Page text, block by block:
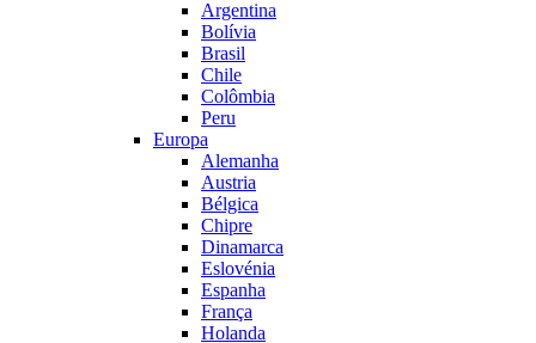
Argentina
Bolívia
Brasil
Chile
Colômbia
Peru
Europa
Alemanha
Austria
Bélgica
Chipre
Dinamarca
Eslovénia
Espanha
França
Holanda